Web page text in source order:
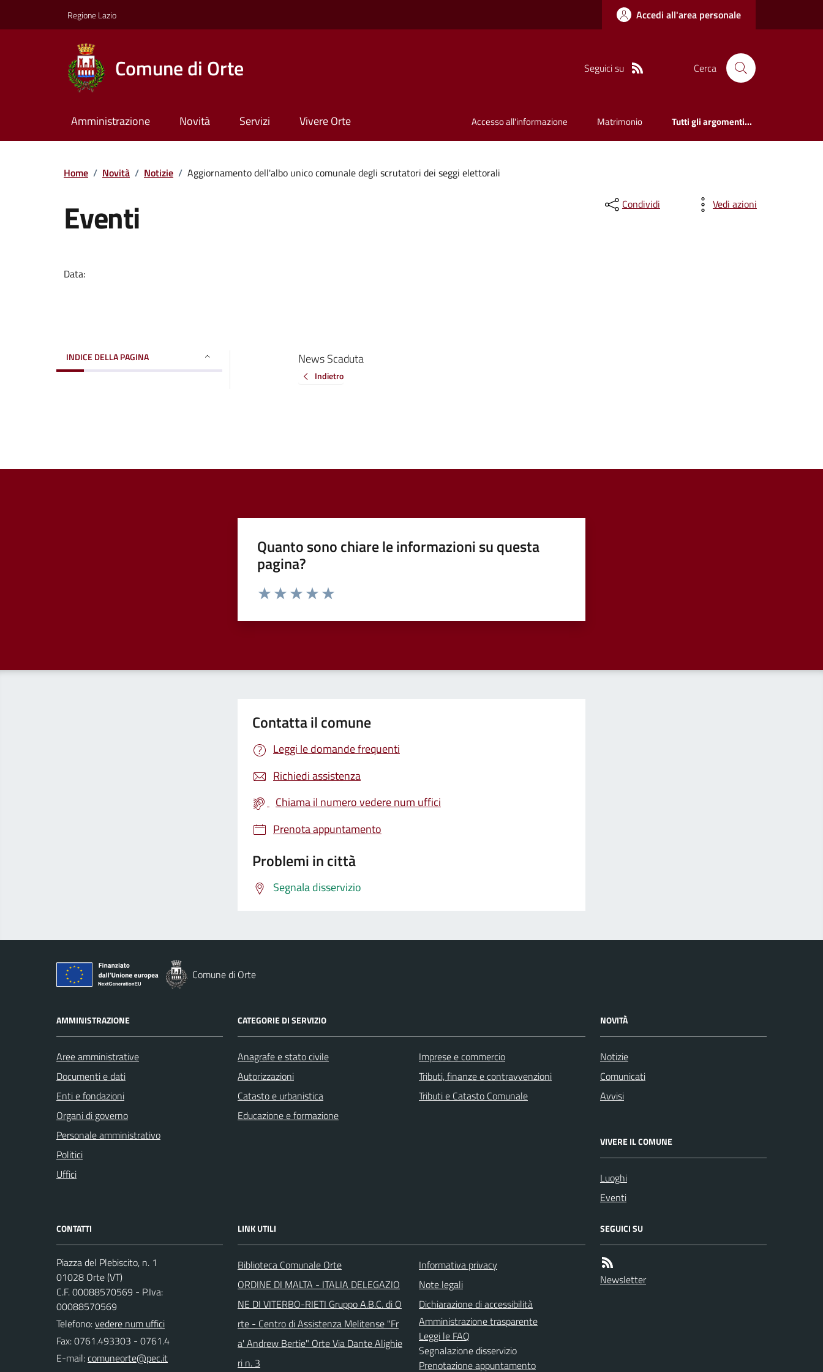
Regione Lazio Accedi all'area personale
Comune di Orte Seguici su Cerca
Amministrazione Novità Servizi Vivere Orte Accesso all'informazione Matrimonio Tutti gli argomenti...
Home / Novità / Notizie / Aggiornamento dell'albo unico comunale degli scrutatori dei seggi elettorali
Eventi
Data:
Condividi Vedi azioni
INDICE DELLA PAGINA News Scaduta
Indietro
Quanto sono chiare le informazioni su questa
pagina?
Valuta da 1 a 5 stelle la pagina
Contatta il comune
Leggi le domande frequenti
Richiedi assistenza
Chiama il numero vedere num uffici
Prenota appuntamento
Problemi in città
Segnala disservizio
Comune di Orte
AMMINISTRAZIONE
Aree amministrative
Documenti e dati
Enti e fondazioni
Organi di governo
Personale amministrativo
Politici
Uffici
CATEGORIE DI SERVIZIO
Anagrafe e stato civile
Autorizzazioni
Catasto e urbanistica
Educazione e formazione
Imprese e commercio
Tributi, finanze e contravvenzioni
Tributi e Catasto Comunale
NOVITÀ
Notizie
Comunicati
Avvisi
VIVERE IL COMUNE
Luoghi
Eventi
CONTATTI
Piazza del Plebiscito, n. 1
01028 Orte (VT)
C.F. 00088570569 - P.Iva:
00088570569
Telefono:vedere num uffici
Fax: 0761.493303 - 0761.4
E-mail:
LINK UTILI
Biblioteca Comunale Orte
ORDINE DI MALTA - ITALIA DELEGAZIO
NE DI VITERBO-RIETI Gruppo A.B.C. di O
rte - Centro di Assistenza Melitense "Fr
a' Andrew Bertie" Orte Via Dante Alighie
ri n. 3
Informativa privacy
Note legali
Dichiarazione di accessibilità
Amministrazione trasparente
Leggi le FAQ
Segnalazione disservizio
Prenotazione appuntamento
SEGUICI SU
Newsletter